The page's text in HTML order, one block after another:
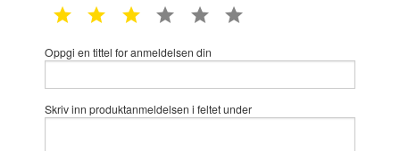
1 star 2 star 3 star 4 star 5 star
Oppgi en tittel for anmeldelsen din
Skriv inn produktanmeldelsen i feltet under